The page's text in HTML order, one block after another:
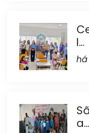
I...
há
a...